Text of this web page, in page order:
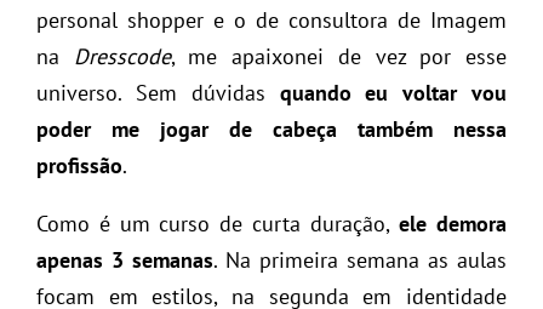
personal shopper e o de consultora de Imagem
na Dresscode, me apaixonei de vez por esse
universo. Sem dúvidas quando eu voltar vou
poder me jogar de cabeça também nessa
profissão.
Como é um curso de curta duração,ele demora
apenas 3 semanas. Na primeira semana as aulas
focam em estilos, na segunda em identidade